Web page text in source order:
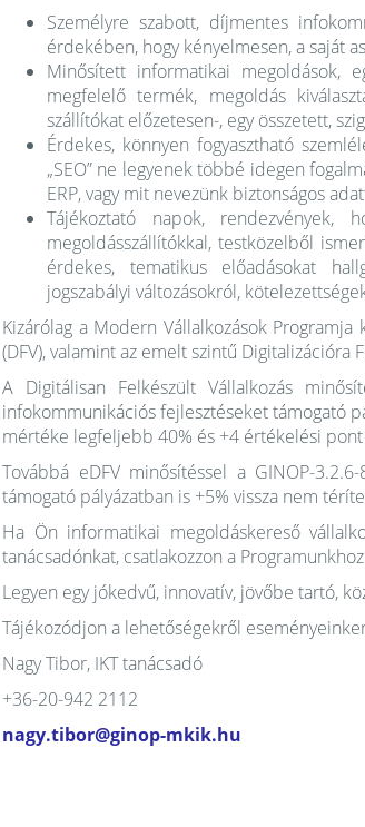
Személyre szabott, díjmentes
érdekében, hogy kényelmesen, a saját
Minősített informatikai megoldások,
megfelelő termék, megoldás
szállítókat előzetesen-, egy
Érdekes, könnyen fogyasztható
„SEO” ne legyenek többé idegen
ERP, vagy mit nevezünk biztonságos
Tájékoztató napok, rendezvények,
megoldásszállítókkal, testközelből
érdekes, tematikus előadásokat
jogszabályi változásokról,
Kizárólag a Modern Vállalkozások
(DFV), valamint az emelt szintű Digitalizációra
A Digitálisan Felkészült Vállalkozás
infokommunikációs fejlesztéseket támogató
mértéke legfeljebb 40% és +4 értékelési
Továbbá eDFV minősítéssel a GINOP-
támogató pályázatban is +5% vissza nem
Ha Ön informatikai megoldáskereső
tanácsadónkat, csatlakozzon a
Legyen egy jókedvű, innovatív, jövőbe tartó,
Tájékozódjon a lehetőségekről
Nagy Tibor, IKT tanácsadó
+36-20-942 2112
nagy.tibor@ginop-mkik.hu